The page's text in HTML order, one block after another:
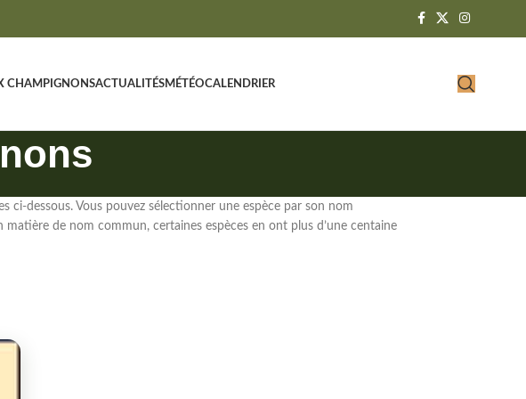
CHAMPIGNONSACTUALITÉSMÉTÉOCALENDRIER
ci-dessous. Vous pouvez sélectionner une espèce par son nom
matière de nom commun, certaines espèces en ont plus d’une centaine